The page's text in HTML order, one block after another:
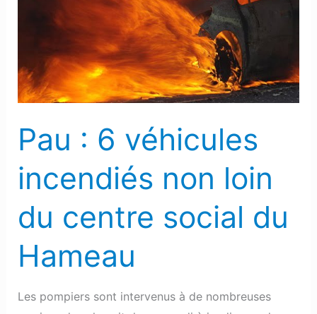
Pau : 6 véhicules
incendiés non loin
du centre social du
Hameau
Les pompiers sont intervenus à de nombreuses
véhicules
loin
du
social
Hameau